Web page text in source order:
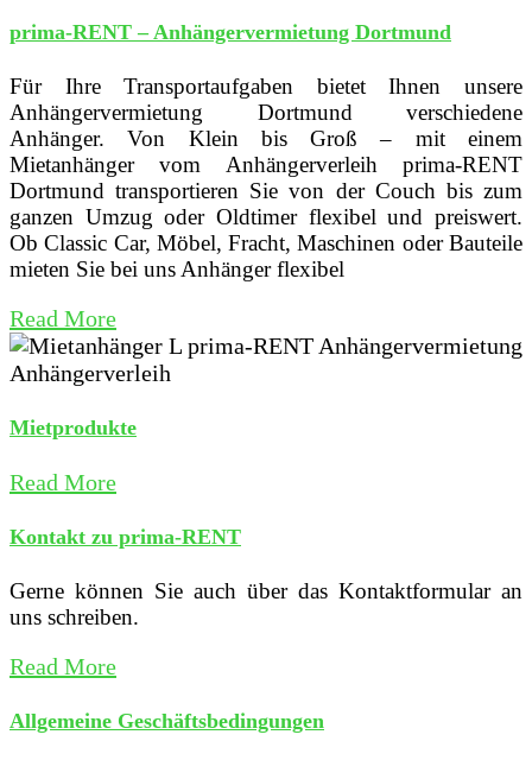
prima-RENT – Anhängervermietung Dortmund
Für Ihre Transportaufgaben bietet Ihnen unsere
Anhängervermietung Dortmund verschiedene
Anhänger. Von Klein bis Groß – mit einem
Mietanhänger vom Anhängerverleih prima-RENT
Dortmund transportieren Sie von der Couch bis zum
ganzen Umzug oder Oldtimer flexibel und preiswert.
Ob Classic Car, Möbel, Fracht, Maschinen oder Bauteile
mieten Sie bei uns Anhänger flexibel
Read More
Mietprodukte
Read More
Kontakt zu prima-RENT
Gerne können Sie auch über das Kontaktformular an
uns schreiben.
Read More
Allgemeine Geschäftsbedingungen